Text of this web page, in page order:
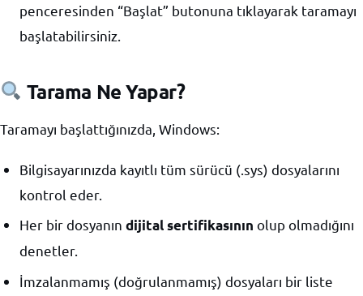
penceresinden “Başlat” butonuna tıklayarak taramayı
başlatabilirsiniz.
Tarama Ne Yapar?
Taramayı başlattığınızda, Windows:
Bilgisayarınızda kayıtlı tüm sürücü (.sys) dosyalarını
kontrol eder.
Her bir dosyanın dijital sertifikasının olup olmadığını
denetler.
İmzalanmamış (doğrulanmamış) dosyaları bir liste